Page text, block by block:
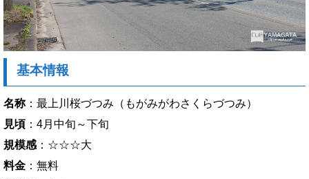
基本情報
名称：最上川桜づつみ（もがみがわさくらづつみ）
見頃 ：4月中旬～下旬
規模感 ：☆☆☆大
料金 ：無料